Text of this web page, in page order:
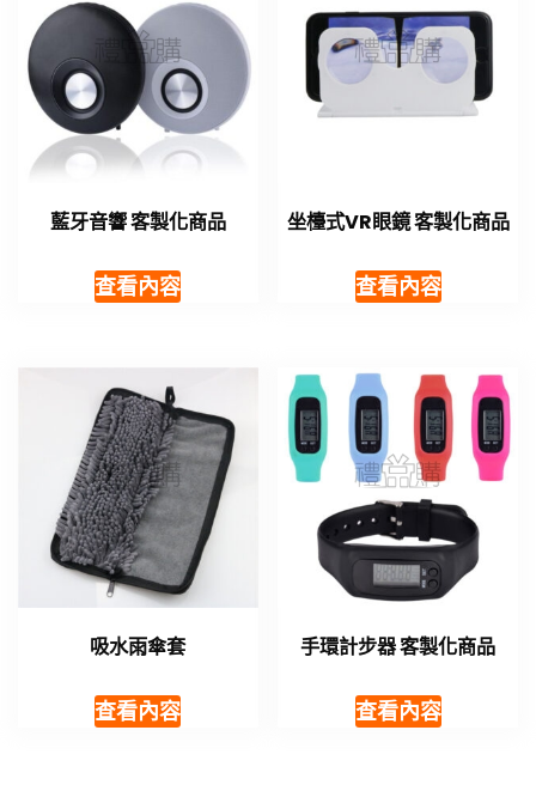
藍牙音響 客製化商品
查看內容
坐檯式VR眼鏡 客製化商品
查看內容
吸水雨傘套
查看內容
手環計步器 客製化商品
查看內容